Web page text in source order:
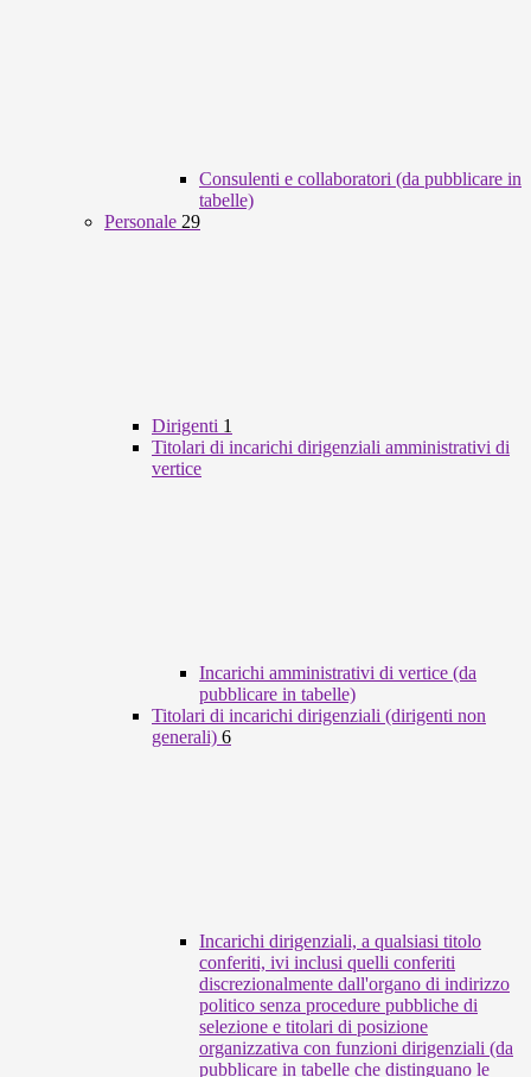
Consulenti e collaboratori (da pubblicare in
tabelle)
Personale 29
Dirigenti 1
Titolari di incarichi dirigenziali amministrativi di
vertice
Incarichi amministrativi di vertice (da
pubblicare in tabelle)
Titolari di incarichi dirigenziali (dirigenti non
generali) 6
Incarichi dirigenziali, a qualsiasi titolo
conferiti, ivi inclusi quelli conferiti
discrezionalmente dall'organo di indirizzo
politico senza procedure pubbliche di
selezione e titolari di posizione
organizzativa con funzioni dirigenziali (da
pubblicare in tabelle che distinguano le